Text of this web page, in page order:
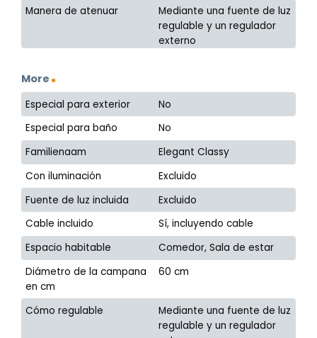
Manera de atenuar
Mediante una fuente de luz
regulable y un regulador
externo
More
Especial para exterior
No
Especial para baño
No
Familienaam
Elegant Classy
Con iluminación
Excluido
Fuente de luz incluida
Excluido
Cable incluido
Sí, incluyendo cable
Espacio habitable
Comedor, Sala de estar
Diámetro de la campana
en cm
60 cm
Cómo regulable
Mediante una fuente de luz
regulable y un regulador